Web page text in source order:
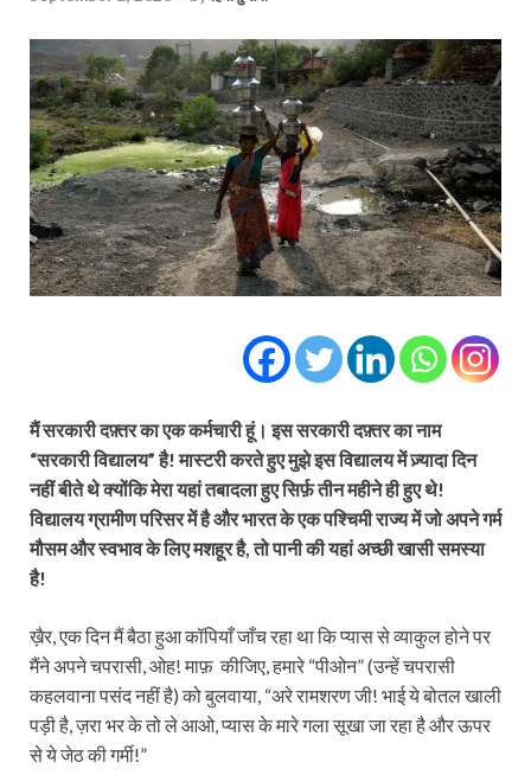
मैं सरकारी दफ़्तर का एक कर्मचारी हूं। इस सरकारी दफ़्तर का नाम
“सरकारी विद्यालय” है! मास्टरी करते हुए मुझे इस विद्यालय में ज़्यादा दिन
नहीं बीते थे क्‍योंकि मेरा यहां तबादला हुए सिर्फ़ तीन महीने ही हुए थे!
विद्यालय ग्रामीण परिसर में है और भारत के एक पश्चिमी राज्य में जो अपने गर्म
मौसम और स्वभाव के लिए मशहूर है, तो पानी की यहां अच्छी खासी समस्या
है!
ख़ैर, एक दिन मैं बैठा हुआ कॉपियाँ जाँच रहा था कि प्यास से व्याकुल होने पर
मैंने अपने चपरासी, ओह! माफ़ कीजिए, हमारे “पीओन” (उन्हें चपरासी
कहलवाना पसंद नहीं है) को बुलवाया, “अरे रामशरण जी! भाई ये बोतल खाली
पड़ी है, ज़रा भर के तो ले आओ, प्यास के मारे गला सूखा जा रहा है और ऊपर
से ये जेठ की गर्मी!”